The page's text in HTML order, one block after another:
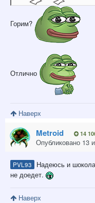
Горим?
Отлично
Наверх
Metroid 14
Опубликовано 13
PVL93
Надеюсь и
не доедет.
Наверх